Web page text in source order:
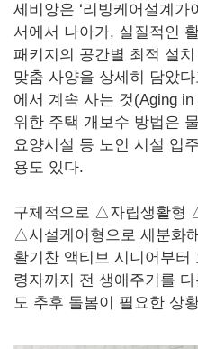
세비앙은 ‘리빙케어설계가
서에서 나아가, 실질적인
패키지의 공간별 최적 설
맞춤 사양을 상세히 담았
에서 계속 사는 것(Aging
위한 주택 개보수 방법은
요양시설 등 노인 시설 입
용도 있다.
구체적으로 △자립생활형
△시설케어형으로 세분화
활기찬 액티브 시니어부터
령자까지 전 생애주기를
도 추후 돌봄이 필요한 상